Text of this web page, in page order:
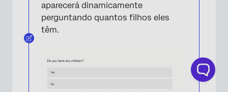
aparecerá dinamicamente
perguntando quantos filhos eles
têm.